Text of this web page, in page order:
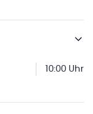
10:00 Uhr